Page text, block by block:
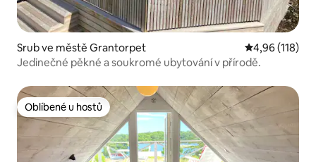
Srub ve městě Grantorpet Průměrné
4,96 (118)
Jedinečné pěkné a soukromé ubytování v přírodě.
Oblíbené u hostů
Oblíbené u hostů